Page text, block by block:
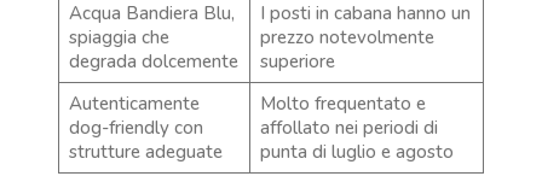
Acqua Bandiera Blu,
spiaggia che
degrada dolcemente
I posti in cabana hanno un
prezzo notevolmente
superiore
Autenticamente
dog-friendly con
strutture adeguate
Molto frequentato e
affollato nei periodi di
punta di luglio e agosto